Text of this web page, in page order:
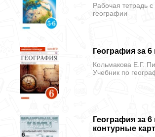
Рабочая тетрадь
географии
География за
Кольмакова Е.Г.
Учебник по
География за 6
контурные